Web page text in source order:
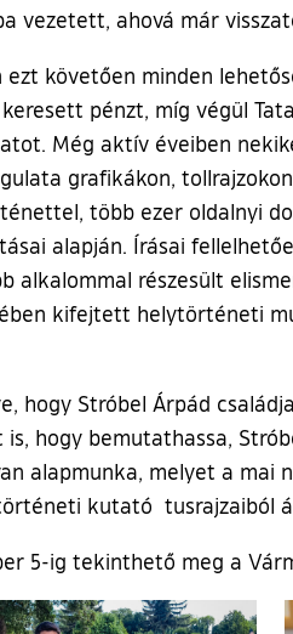
vezetett, ahová már
ezt követően minden
pénzt, míg végül
Még aktív éveiben
grafikákon,
több ezer oldalnyi
alapján. Írásai
alkalommal részesült
kifejtett helytörténeti
hogy Stróbel Árpád
hogy bemutathassa,
alapmunka, melyet a
kutató tusrajzaiból
5-ig tekinthető meg a